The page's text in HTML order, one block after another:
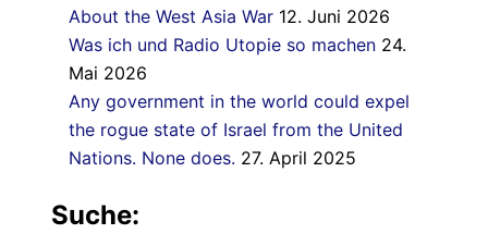
About the West Asia War 12. Juni 2026
Was ich und Radio Utopie so machen 24.
Mai 2026
Any government in the world could expel
the rogue state of Israel from the United
Nations. None does. 27. April 2025
Suche: